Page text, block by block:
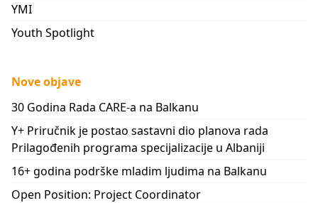
YMI
Youth Spotlight
Nove objave
30 Godina Rada CARE-a na Balkanu
Y+ Priručnik je postao sastavni dio planova rada
Prilagođenih programa specijalizacije u Albaniji
16+ godina podrške mladim ljudima na Balkanu
Open Position: Project Coordinator